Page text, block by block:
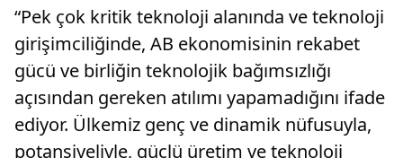
“Pek çok kritik teknoloji alanında ve teknoloji
girişimciliğinde, AB ekonomisinin rekabet
gücü ve birliğin teknolojik bağımsızlığı
açısından gereken atılımı yapamadığını ifade
ediyor. Ülkemiz genç ve dinamik nüfusuyla,
potansiyeliyle, güçlü üretim ve teknoloji